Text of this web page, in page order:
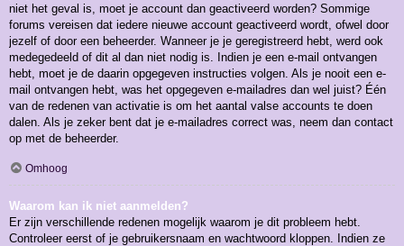
niet het geval is, moet je account dan geactiveerd worden? Sommige
forums vereisen dat iedere nieuwe account geactiveerd wordt, ofwel door
jezelf of door een beheerder. Wanneer je je geregistreerd hebt, werd ook
medegedeeld of dit al dan niet nodig is. Indien je een e-mail ontvangen
hebt, moet je de daarin opgegeven instructies volgen. Als je nooit een e-
mail ontvangen hebt, was het opgegeven e-mailadres dan wel juist? Één
van de redenen van activatie is om het aantal valse accounts te doen
dalen. Als je zeker bent dat je e-mailadres correct was, neem dan contact
op met de beheerder.
Omhoog
Waarom kan ik niet aanmelden?
Er zijn verschillende redenen mogelijk waarom je dit probleem hebt.
Controleer eerst of je gebruikersnaam en wachtwoord kloppen. Indien ze